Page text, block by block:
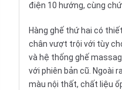
điện 10 hướng, cùng
Hàng ghế thứ hai có
chân vượt trội với tùy
và hệ thống ghế
với phiên bản cũ. Ngoài
màu nội thất, chất liệu